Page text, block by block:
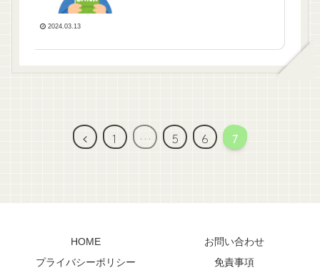
2024.03.13
前
1 … 5 6 7
HOME
お問い合わせ
プライバシーポリシー
免責事項